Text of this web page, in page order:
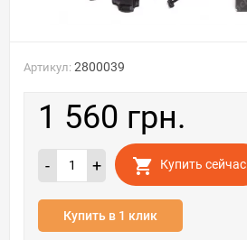
Артикул: 2800039
1 560 грн.
- + Купить сейчас
Купить в 1 клик